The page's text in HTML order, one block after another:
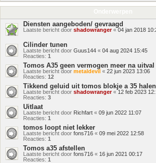
Diensten aangeboden/ gevraagd
Laatste bericht door shadowranger«04 jan 2018
Cilinder tunen
Laatste bericht door Guus144 « 04 aug 2024 15:45
Reacties: 1
Tomos A35 geen vermogen meer na uitval
Laatste bericht door metaldevil « 22 jun 2023 13:06
Reacties: 12
Tikkend geluid uit tomos blokje a 35
Laatste bericht door shadowranger«12 feb 2023
Reacties: 3
Uitlaat
Laatste bericht door Richfart « 09 jun 2022 11:07
Reacties: 1
tomos loopt niet lekker
Laatste bericht door fons716 « 09 mei 2022 12:58
Reacties: 1
Tomos a35 afstellen
Laatste bericht door fons716 « 16 jun 2021 00:17
Reacties: 1